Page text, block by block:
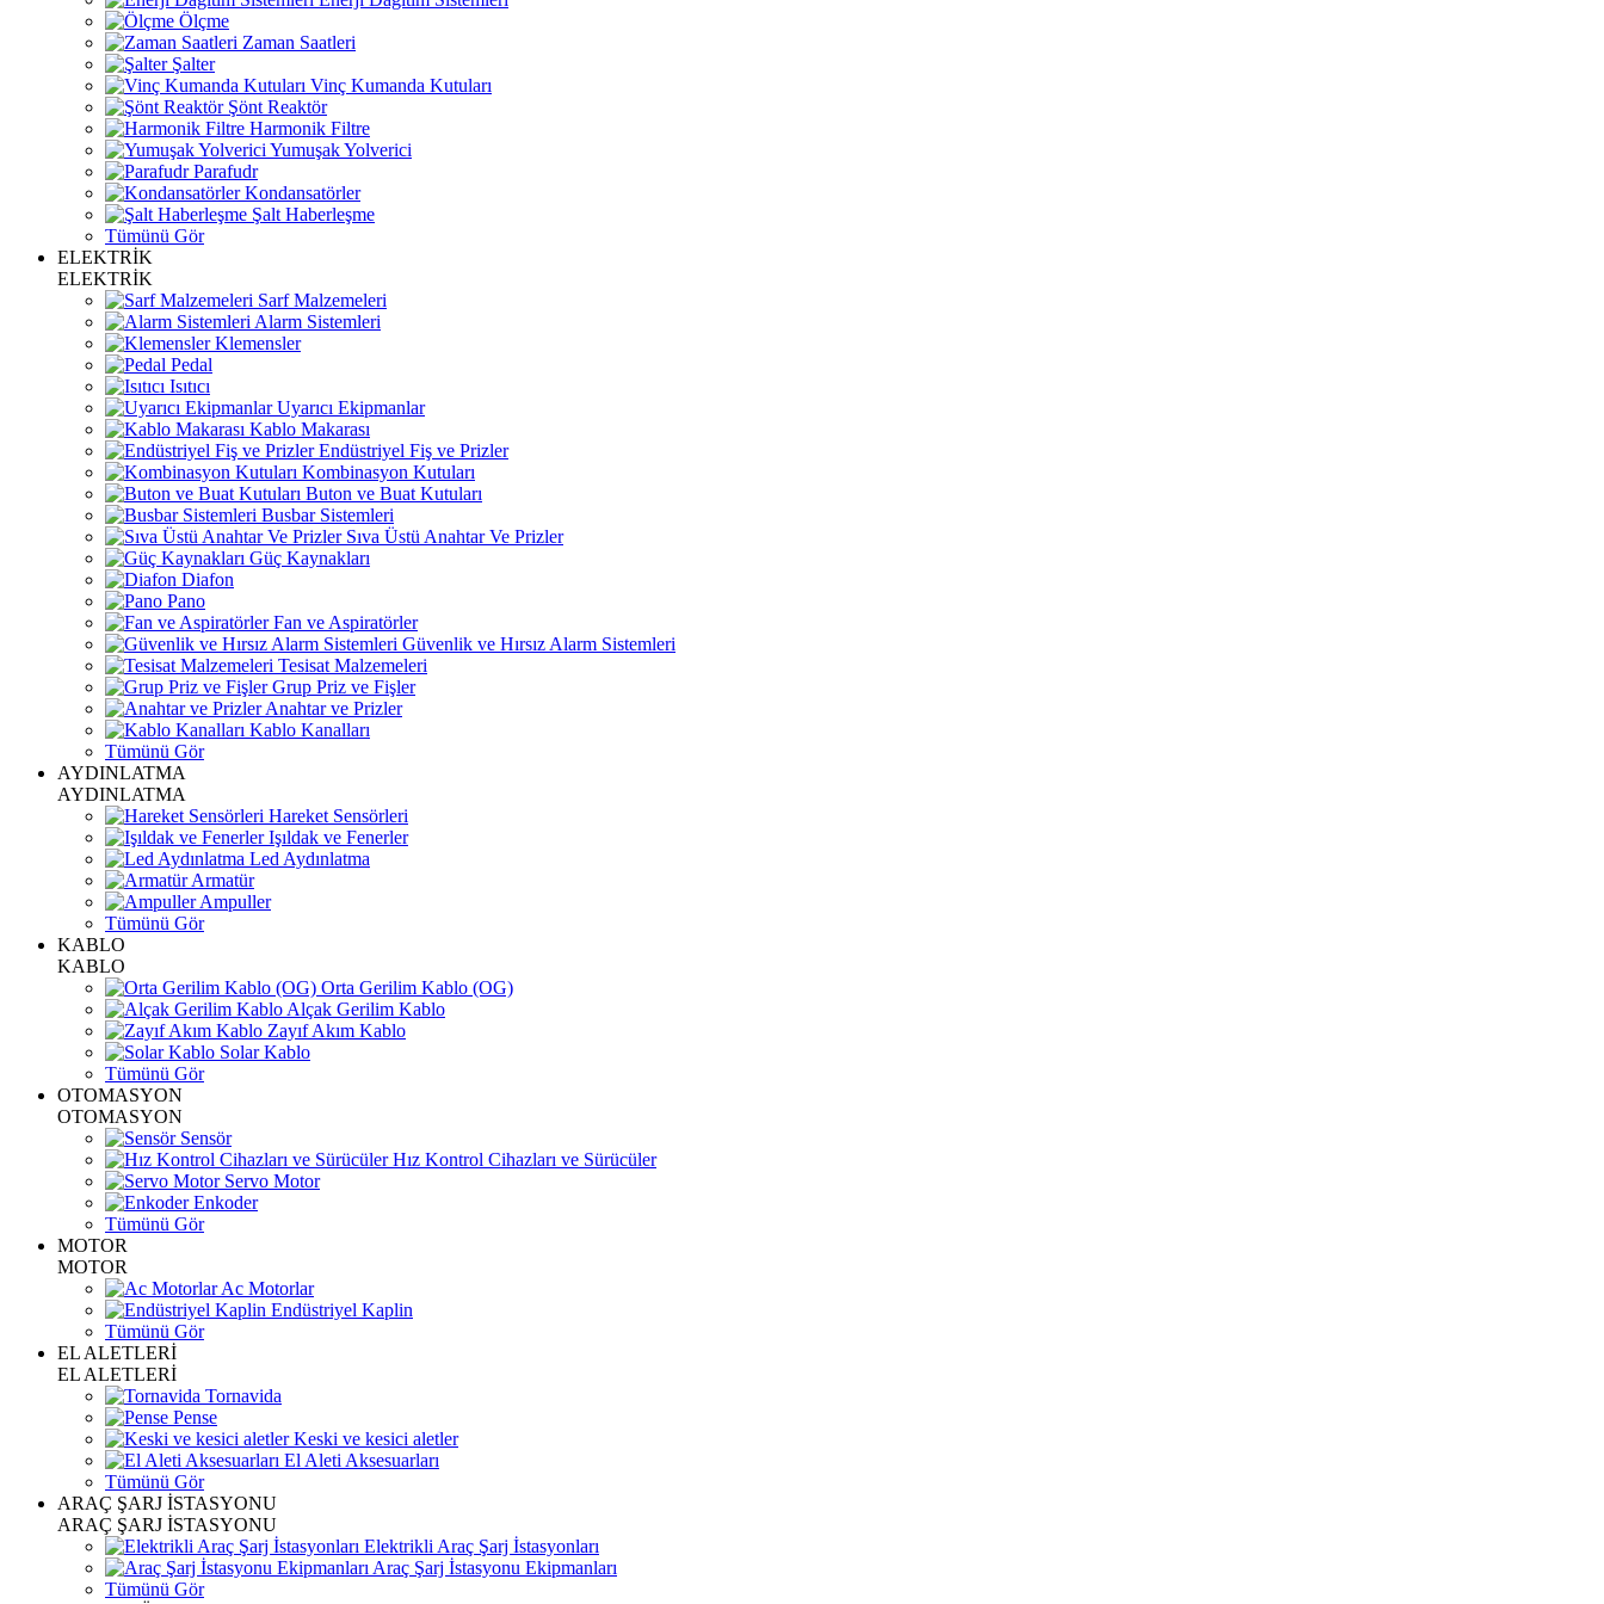
Ölçme
Zaman Saatleri
Şalter
Vinç Kumanda Kutuları
Şönt Reaktör
Harmonik Filtre
Yumuşak Yolverici
Parafudr
Kondansatörler
Şalt Haberleşme
Tümünü Gör
ELEKTRİK
ELEKTRİK
Sarf Malzemeleri
Alarm Sistemleri
Klemensler
Pedal
Isıtıcı
Uyarıcı Ekipmanlar
Kablo Makarası
Endüstriyel Fiş ve Prizler
Kombinasyon Kutuları
Buton ve Buat Kutuları
Busbar Sistemleri
Sıva Üstü Anahtar Ve Prizler
Güç Kaynakları
Diafon
Pano
Fan ve Aspiratörler
Güvenlik ve Hırsız Alarm Sistemleri
Tesisat Malzemeleri
Grup Priz ve Fişler
Anahtar ve Prizler
Kablo Kanalları
Tümünü Gör
AYDINLATMA
AYDINLATMA
Hareket Sensörleri
Işıldak ve Fenerler
Led Aydınlatma
Armatür
Ampuller
Tümünü Gör
KABLO
KABLO
Orta Gerilim Kablo (OG)
Alçak Gerilim Kablo
Zayıf Akım Kablo
Solar Kablo
Tümünü Gör
OTOMASYON
OTOMASYON
Sensör
Hız Kontrol Cihazları ve Sürücüler
Servo Motor
Enkoder
Tümünü Gör
MOTOR
MOTOR
Ac Motorlar
Endüstriyel Kaplin
Tümünü Gör
EL ALETLERİ
EL ALETLERİ
Tornavida
Pense
Keski ve kesici aletler
El Aleti Aksesuarları
Tümünü Gör
ARAÇ ŞARJ İSTASYONU
ARAÇ ŞARJ İSTASYONU
Elektrikli Araç Şarj İstasyonları
Araç Şarj İstasyonu Ekipmanları
Tümünü Gör